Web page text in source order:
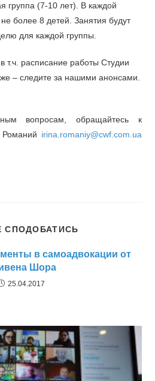
группа (7-10 лет). В каждой
более 8 детей. Занятия будут
для каждой группы.
т.ч. расписание работы Студии
– следите за нашими анонсами.
вопросам, обращайтесь к
Романий irina.romaniy@cwf.com.ua
в самоадвокации от
Шора
25.04.2017